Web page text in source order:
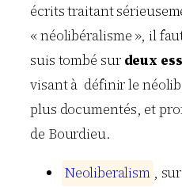
écrits traitant
« néolibéralisme », il
suis tombé sur deux
visant à définir le
plus documentés, et
de Bourdieu.
Neoliberalism ,